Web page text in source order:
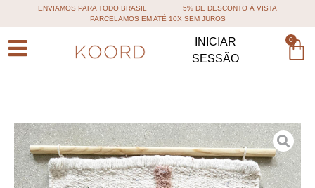
ENVIAMOS PARA TODO BRASIL
5% DE DESCONTO À VISTA
PARCELAMOS EM ATÉ 10X SEM JUROS
INICIAR
SESSÃO
0